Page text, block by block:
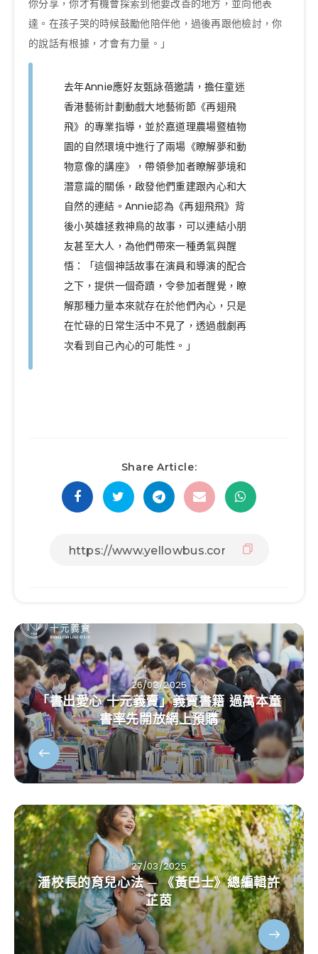
你分享，你才有機會探索到他要改善的地方，並向他表
達。在孩子哭的時候鼓勵他陪伴他，過後再跟他檢討，你
的說話有根據，才會有力量。」
去年Annie應好友甄詠蓓邀請，擔任童迷
香港藝術計劃動戲大地藝術節《再翅飛
飛》的專業指導，並於嘉道理農場暨植物
園的自然環境中進行了兩場《瞭解夢和動
物意像的講座》，帶領參加者瞭解夢境和
潛意識的關係，啟發他們重建跟內心和大
自然的連結。Annie認為《再翅飛飛》背
後小英雄拯救神鳥的故事，可以連結小朋
友甚至大人，為他們帶來一種勇氣與醒
悟：「這個神話故事在演員和導演的配合
之下，提供一個奇蹟，令參加者醒覺，瞭
解那種力量本來就存在於他們內心，只是
在忙碌的日常生活中不見了，透過戲劇再
次看到自己內心的可能性。」
Share Article:
26/03/2025
「書出愛心 十元義賣」義賣書籍 過萬本童
書率先開放網上預購
27/03/2025
潘校長的育兒心法 ─ 《黃巴士》總編輯許
芷茵